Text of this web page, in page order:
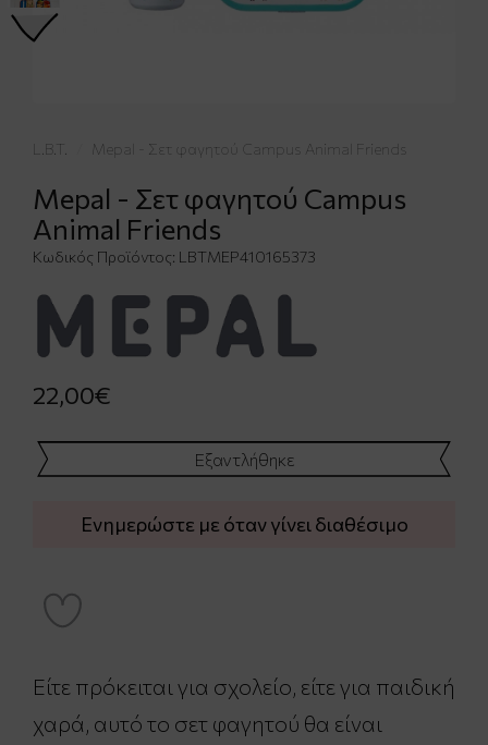
L.B.T. Mepal - Σετ φαγητού Campus Animal Friends
Mepal - Σετ φαγητού Campus
Animal Friends
Κωδικός Προϊόντος: LBTΜΕΡ410165373
22,00€
Εξαντλήθηκε
Ενημερώστε με όταν γίνει διαθέσιμο
Είτε πρόκειται για σχολείο, είτε για παιδική
χαρά, αυτό το σετ φαγητού θα είναι